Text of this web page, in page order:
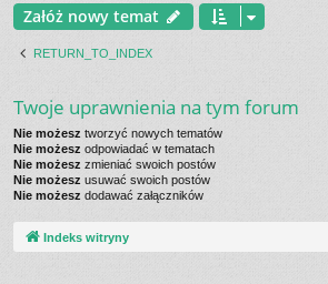
Załóż nowy temat
RETURN_TO_INDEX
Twoje uprawnienia na tym forum
Nie możesz tworzyć nowych tematów
Nie możesz odpowiadać w tematach
Nie możesz zmieniać swoich postów
Nie możesz usuwać swoich postów
Nie możesz dodawać załączników
Indeks witryny